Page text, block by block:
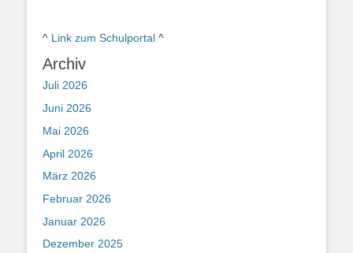
^ Link zum Schulportal ^
Archiv
Juli 2026
Juni 2026
Mai 2026
April 2026
März 2026
Februar 2026
Januar 2026
Dezember 2025